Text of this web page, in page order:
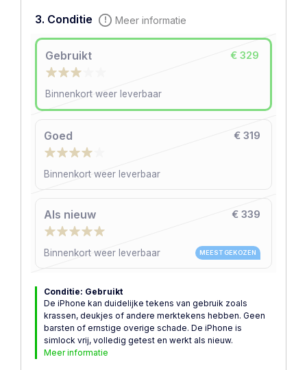
3. Conditie Meer informatie
Gebruikt € 329
Binnenkort weer leverbaar
Goed € 319
Binnenkort weer leverbaar
Als nieuw
MEEST GEKOZEN
€ 339
Binnenkort weer leverbaar
Conditie: Gebruikt
De iPhone kan duidelijke tekens van gebruik zoals
krassen, deukjes of andere merktekens hebben. Geen
barsten of ernstige overige schade. De iPhone is
simlock vrij, volledig getest en werkt als nieuw.
Meer informatie